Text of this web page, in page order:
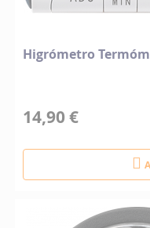
Higrómetro
14,90 €